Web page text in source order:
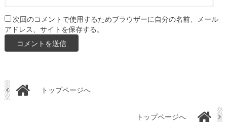
次回のコメントで使用するためブラウザーに自分の名前、メール
アドレス、サイトを保存する。
トップページへ
トップページへ